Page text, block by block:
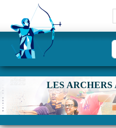
LES ARCHERS
Panneau de gestion des cookies